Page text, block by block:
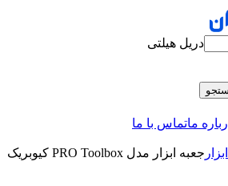
دریل هیلتی
ماتماس با ما
جعبه ابزار مدل PRO Toolbox کیوبریک